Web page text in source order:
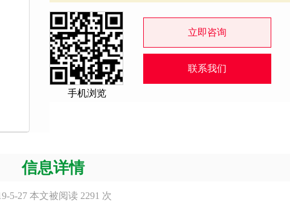
手机浏览
立即咨询
联系我们
信息详情
5-27 本文被阅读 2291 次